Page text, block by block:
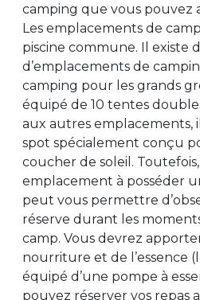
camping que vous pouvez
Les emplacements de
piscine commune. Il existe
d’emplacements de
camping pour les grands
équipé de 10 tentes
aux autres emplacements,
spot spécialement conçu
coucher de soleil. Toutefois,
emplacement à posséder
peut vous permettre
réserve durant les
camp. Vous devrez
nourriture et de l’essence
équipé d’une pompe à
pouvez réserver vos repas